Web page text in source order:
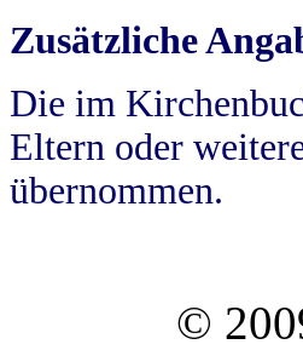
Zusätzliche
Die im
Eltern oder
übernommen.
©